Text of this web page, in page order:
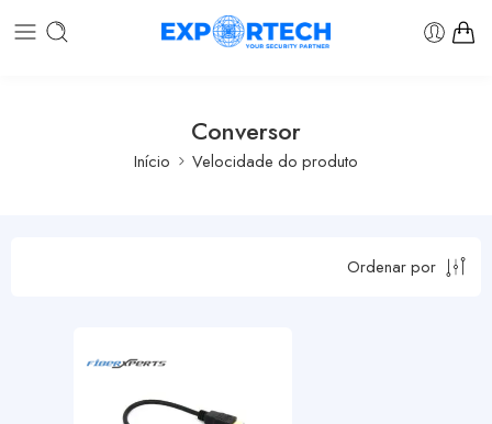
Conversor
Início Velocidade do produto
Ordenar por